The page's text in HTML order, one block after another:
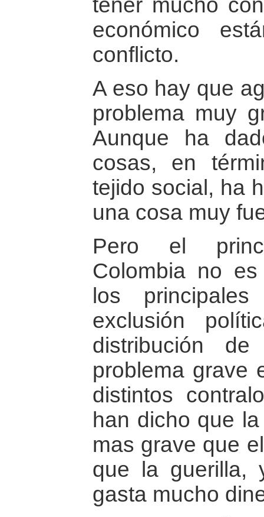
tener mucho
económico
conflicto.
A eso hay que
problema muy
Aunque ha
cosas, en
tejido social, ha
una cosa muy
Pero el
Colombia no
los
exclusión
distribución
problema grave
distintos
han dicho que
mas grave que
que la guerilla,
gasta mucho